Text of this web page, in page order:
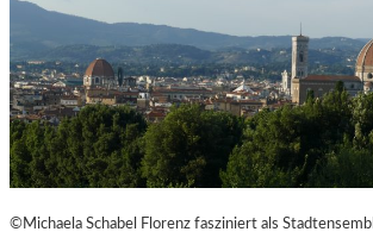
©Michaela Schabel Florenz fasziniert als